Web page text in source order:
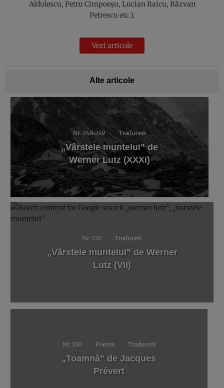
Aldulescu, Petru Cimpoeșu, Lucian Raicu, Răzvan
Petrescu etc.).
Vezi articole
Alte articole
Nr. 248-249 Traduceri
„Vârstele muntelui” de
Werner Lutz (XXXI)
Nr. 221 Traduceri
„Vârstele muntelui” de Werner
Lutz (VII)
Nr. 130 Poezie Traduceri
„Toamnă” de Jacques
Prévert